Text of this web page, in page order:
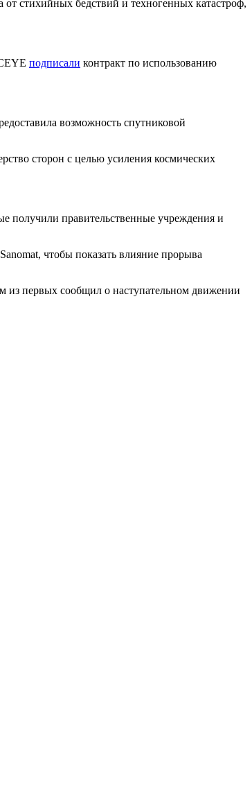
стихийных бедствий и техногенных катастроф,
подписали контракт по использованию
возможность спутниковой
сторон с целью усиления космических
получили правительственные учреждения и
чтобы показать влияние прорыва
из первых сообщил о наступательном движении